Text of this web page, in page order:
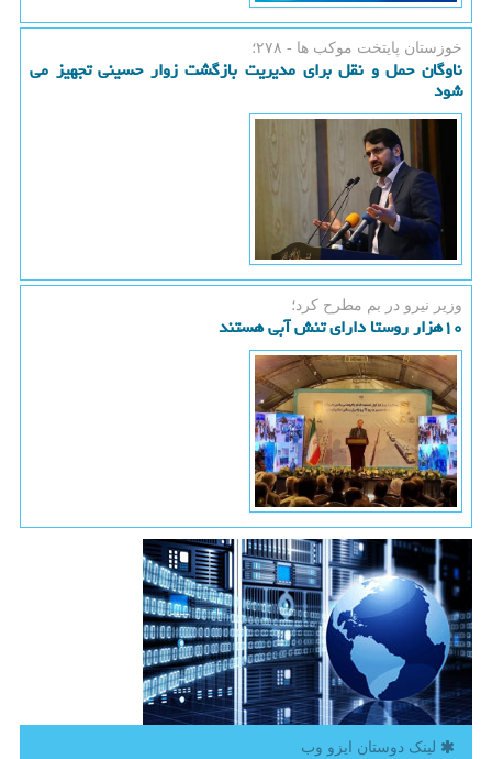
خوزستان پایتخت موكب ها - ۲۷۸؛
ناوگان حمل و نقل برای مدیریت بازگشت زوار حسینی تجهیز می
شود
وزیر نیرو در بم مطرح كرد؛
۱۰هزار روستا دارای تنش آبی هستند
لینک دوستان ایزو وب